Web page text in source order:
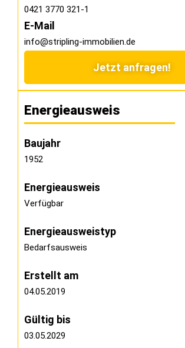
0421 3770 321-1
E-Mail
info@stripling-immobilien.de
Jetzt anfragen!
Energieausweis
Baujahr
1952
Energieausweis
Verfügbar
Energie­ausweistyp
Bedarfsausweis
Erstellt am
04.05.2019
Gültig bis
03.05.2029